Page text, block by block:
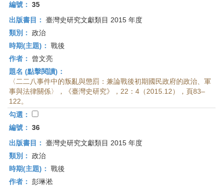
編號： 35
出版書目： 臺灣史研究文獻類目 2015 年度
類別： 政治
時期(主題)： 戰後
作者：
曾文亮
題名 (點擊閱讀)：
〈二二八事件中的叛亂與懲罰：兼論戰後初期國民政府的政治、軍
事與法律關係〉，《臺灣史研究》，22：4（2015.12），頁83–
122。
勾選：
編號： 36
出版書目： 臺灣史研究文獻類目 2015 年度
類別： 政治
時期(主題)： 戰後
作者： 彭琳淞